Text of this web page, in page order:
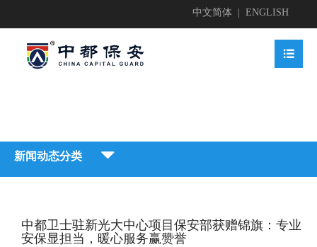
中文简体 ENGLISH

简介

安保
护卫
新闻动态分类 
中都卫士驻新光大中心项目保安部获赠锦旗：专业
安保显担当，暖心服务赢赞誉